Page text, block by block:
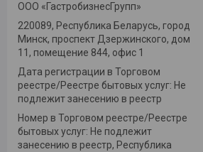
ООО «ГастробизнесГрупп»
220089, Республика Беларусь, город
Минск, проспект Дзержинского, дом
11, помещение 844, офис 1
Дата регистрации в Торговом
реестре/Реестре бытовых услуг: Не
подлежит занесению в реестр
Номер в Торговом реестре/Реестре
бытовых услуг: Не подлежит
занесению в реестр, Республика